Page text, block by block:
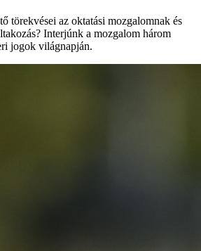
törekvései az oktatási mozgalomnak és
Interjúnk a mozgalom három
jogok világnapján.